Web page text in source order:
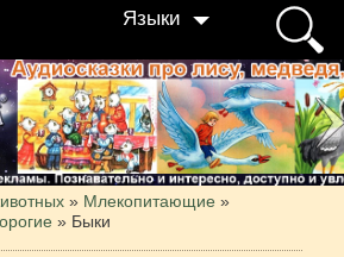
Языки
» Млекопитающие »
» Быки